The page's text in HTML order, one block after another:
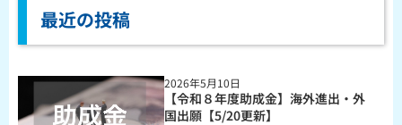
最近の投稿
2026年5月10日
【令和８年度助成金】海外進出・外
国出願【5/20更新】